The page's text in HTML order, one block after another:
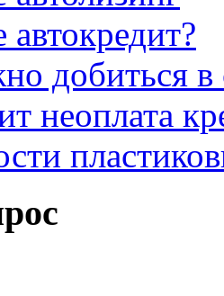
автокредит?
добиться в
неоплата